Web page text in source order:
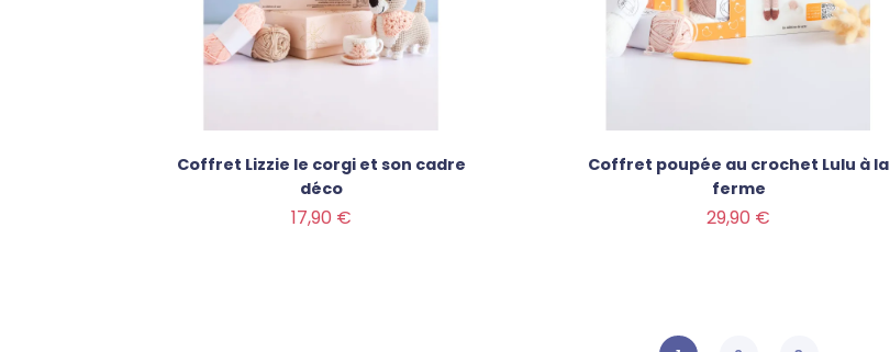
Coffret Lizzie le corgi et son cadre
déco
17,90 €
Coffret poupée au crochet Lulu à la
ferme
29,90 €